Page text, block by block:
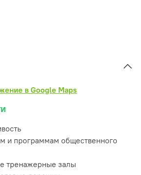
в Google Maps
и программам общественного
тренажерные залы